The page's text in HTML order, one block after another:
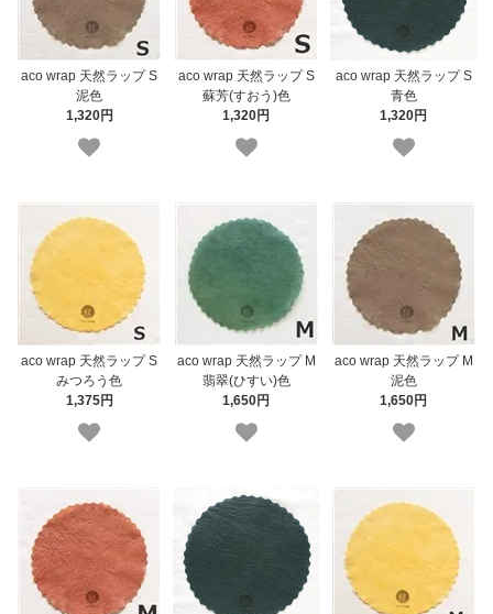
aco wrap 天然ラップ S
泥色
1,320円
aco wrap 天然ラップ S
蘇芳(すおう)色
1,320円
aco wrap 天然ラップ S
青色
1,320円
aco wrap 天然ラップ S
みつろう色
1,375円
aco wrap 天然ラップ M
翡翠(ひすい)色
1,650円
aco wrap 天然ラップ M
泥色
1,650円